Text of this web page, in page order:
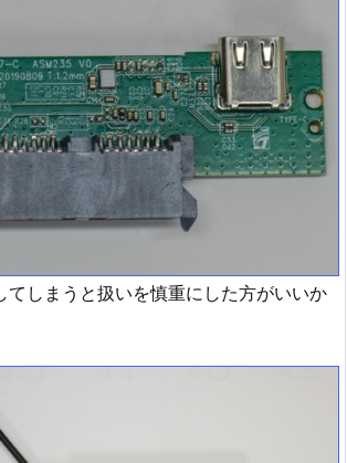
しまうと扱いを慎重にした方がいいか